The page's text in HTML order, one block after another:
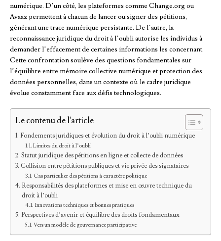
numérique. D’un côté, les plateformes comme Change.org ou
Avaaz permettent à chacun de lancer ou signer des pétitions,
générant une trace numérique persistante. De l’autre, la
reconnaissance juridique du droit à l’oubli autorise les individus à
demander l’effacement de certaines informations les concernant.
Cette confrontation soulève des questions fondamentales sur
l’équilibre entre mémoire collective numérique et protection des
données personnelles, dans un contexte où le cadre juridique
évolue constamment face aux défis technologiques.
Le contenu de l'article
Fondements juridiques et évolution du droit à l’oubli numérique
Limites du droit à l’oubli
Statut juridique des pétitions en ligne et collecte de données
Collision entre pétitions publiques et vie privée des signataires
Cas particulier des pétitions à caractère politique
Responsabilités des plateformes et mise en œuvre technique du
droit à l’oubli
Innovations techniques et bonnes pratiques
Perspectives d’avenir et équilibre des droits fondamentaux
Vers un modèle de gouvernance participative